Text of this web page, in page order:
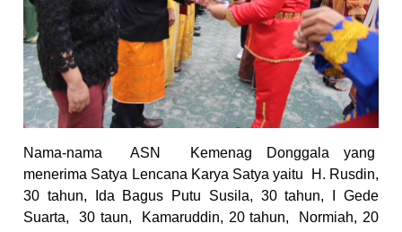
Nama-nama ASN
Kemenag Donggala yang
menerima Satya Lencana Karya Satya yaitu
H. Rusdin,
30 tahun, Ida Bagus Putu Susila, 30 tahun, I Gede
Suarta,
30 taun, Kamaruddin, 20 tahun,
Normiah, 20